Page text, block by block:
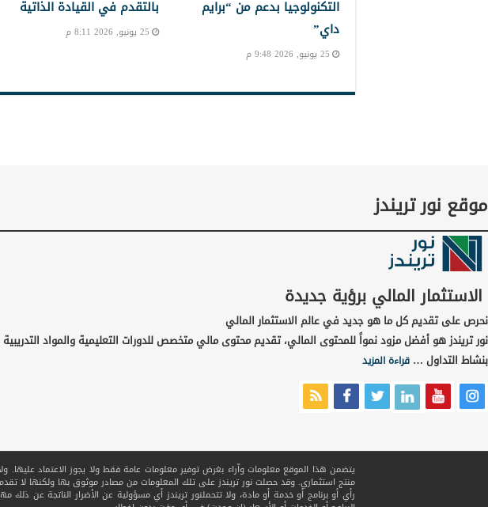
التكنولوجيا بدعم من “برايم
داي”
25 يونيو, 2026 9:48 م
بالتقدم في القيادة الذاتية
25 يونيو, 2026 8:11 م
موقع نور تريندز
الاستثمار المالي برؤية جديدة
نحرص على تقديم كل ما هو جديد في عالم الاستثمار المالي
نور تريندز هو أفضل مزود نمواً للمحتوى المالي، تقديم محتوى مالي متخصص للدورات التعليمية والمواد
بنشاط التداول … قراءة المزيد
يتضمن هذا الموقع معلومات وآراء بغرض توفير معلومات عامة فقط ولا يجوز الاعتماد عليها.
منتج استثماري. وقد حصلت نور تريندز على تلك المعلومات من مصادر موثوق بها ولكنها
رأي أو برنامج أو خدمة أو مادة، ولا تتحملنور تريندز أي مسؤولية عن الأضرار الناتجة عن ذلك